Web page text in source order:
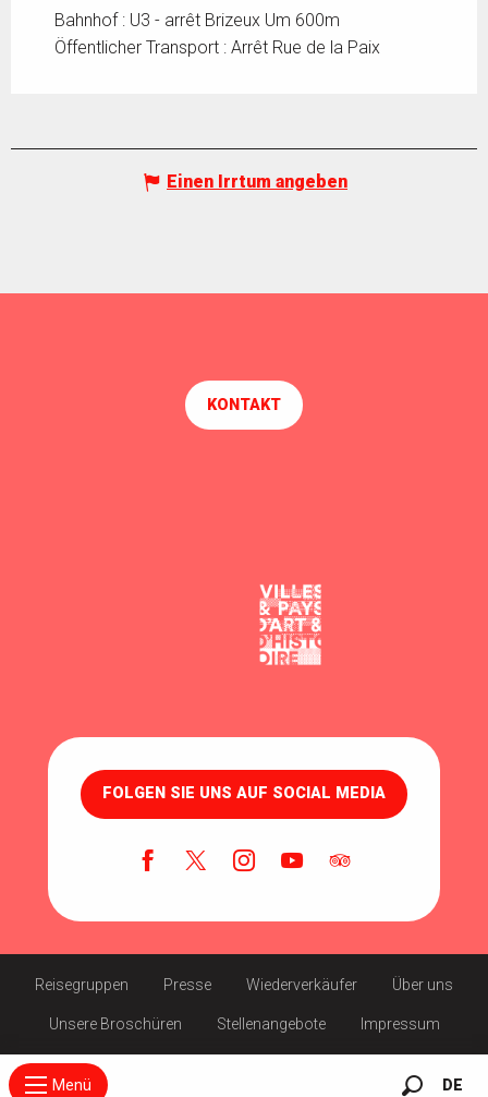
Menü DE
Bahnhof : U3 - arrêt Brizeux Um 600m
Öffentlicher Transport : Arrêt Rue de la Paix
Einen Irrtum angeben
KONTAKT
FOLGEN SIE UNS AUF SOCIAL MEDIA
Reisegruppen Presse Wiederverkäufer Über uns
Unsere Broschüren Stellenangebote Impressum